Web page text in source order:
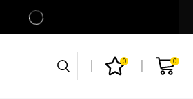
per ordini superiori a 99€
0 0